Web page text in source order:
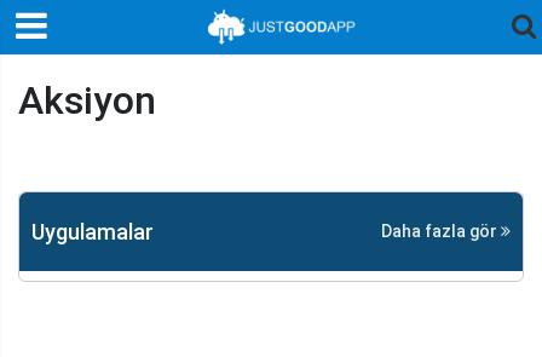
Aksiyon
Uygulamalar Daha fazla gör